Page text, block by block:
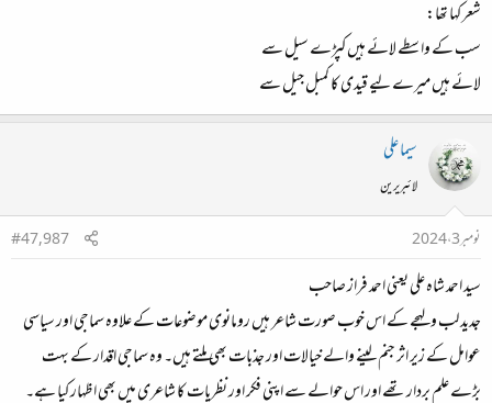
شعر کہا تھا:
سب کے واسطے لائے ہیں کپڑے سیل سے
لائے ہیں میرے لیے قیدی کا کمبل جیل سے
سیما علی
لائبریرین
نومبر 3، 2024
#47,987
سید احمد شاہ علی یعنی احمد فراز صاحب
جدید لب و لہجے کے اس خوب صورت شاعر ہیں رومانوی موضوعات کے علاوہ سماجی اور سیاسی
عوامل کے زیر اثر جنم لینے والے‌ خیالات اور جذبات بھی ملتے ہیں۔ وہ سماجی اقدار کے بہت
بڑے علم بردار تھے اور اس حوالے سے اپنی فکر اور نظریات کا شاعری میں بھی اظہار کیا ہے۔